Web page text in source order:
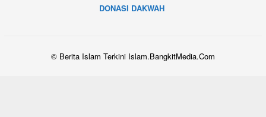
DONASI DAKWAH
© Berita Islam Terkini Islam.BangkitMedia.Com